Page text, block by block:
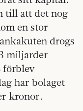
till att det nog
en stor
drogs
miljarder
förblev
har bolaget
kronor.